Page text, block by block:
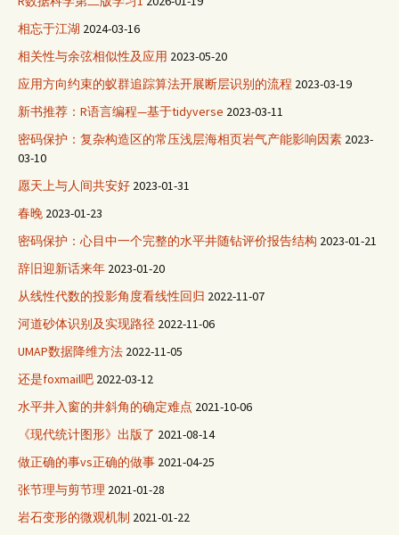
相忘于江湖 2024-03-16
相关性与余弦相似性及应用 2023-05-20
应用方向约束的蚁群追踪算法开展断层识别的流程 2023-03-19
新书推荐：R语言编程—基于tidyverse 2023-03-11
密码保护：复杂构造区的常压浅层海相页岩气产能影响因素 2023-
03-10
愿天上与人间共安好 2023-01-31
春晚 2023-01-23
密码保护：心目中一个完整的水平井随钻评价报告结构 2023-01-21
辞旧迎新话来年 2023-01-20
从线性代数的投影角度看线性回归 2022-11-07
河道砂体识别及实现路径 2022-11-06
UMAP数据降维方法 2022-11-05
还是foxmail吧 2022-03-12
水平井入窗的井斜角的确定难点 2021-10-06
《现代统计图形》出版了 2021-08-14
做正确的事vs正确的做事 2021-04-25
张节理与剪节理 2021-01-28
岩石变形的微观机制 2021-01-22